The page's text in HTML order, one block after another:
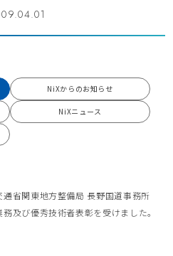
通省関東地方整備局 長野国道事務所
務及び優秀技術者表彰を受けました。
NiXからのお知らせ
NiXニュース